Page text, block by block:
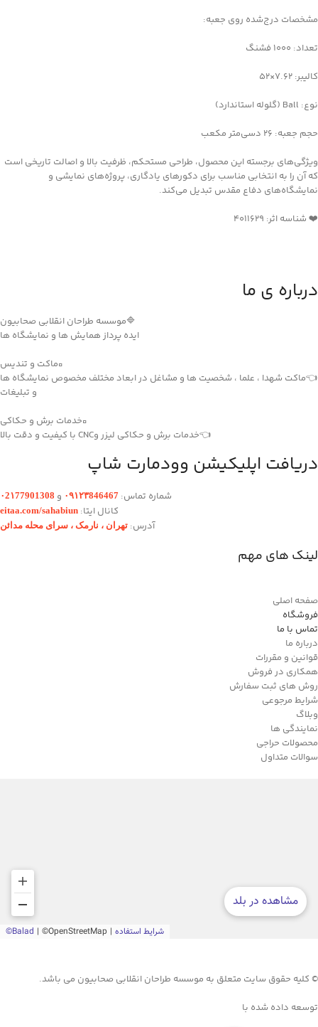
مشخصات درج‌شده روی جعبه:
تعداد: ۱۰۰۰ فشنگ
کالیبر: ۷.۶۲×۵۲
نوع: Ball (گلوله استاندارد)
حجم جعبه: ۲۶ دسی‌متر مکعب
ویژگی‌های برجسته این محصول، طراحی مستحکم، ظرفیت بالا و اصالت تاریخی است
که آن را به انتخابی مناسب برای دکورهای یادگاری، پروژه‌های نمایشی و
نمایشگاه‌های دفاع مقدس تبدیل می‌کند.
❤️ شناسه اثر: 4011629
درباره ی ما
🔷موسسه طراحان انقلابی صحابیون
ایده پرداز همایش ها و نمایشگاه ها
▫️ماکت و تندیس
👈ماکت شهدا ، علما ، شخصیت ها و مشاغل در ابعاد مختلف مخصوص نمایشگاه ها
و تبلیغات
▫️خدمات برش و حکاکی
👈خدمات برش و حکاکی لیزر وCNC با کیفیت و دقت بالا
دریافت اپلیکیشن وودمارت شاپ
شماره تماس: ۰۹۱۲۳846467 و ۰2۱77901308
کانال ایتا: eitaa.com/sahabiun
آدرس: تهران ،‌ نارمک ، سرای محله مدائن
لینک های مهم
صفحه اصلی
فروشگاه
تماس با ما
درباره ما
قوانین و مقررات
همکاری در فروش
روش های ثبت سفارش
شرایط مرجوعی
وبلاگ
نمایندگی ها
محصولات حراجی
سوالات متداول
© کلیه حقوق سایت متعلق به موسسه طراحان انقلابی صحابیون می باشد.
توسعه داده شده با